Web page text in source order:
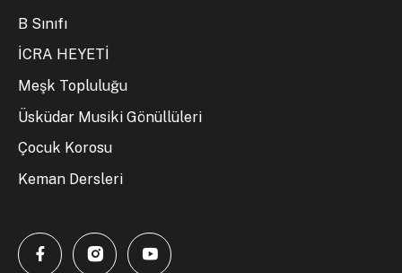
B Sınıfı
İCRA HEYETİ
Meşk Topluluğu
Üsküdar Musiki Gönüllüleri
Çocuk Korosu
Keman Dersleri